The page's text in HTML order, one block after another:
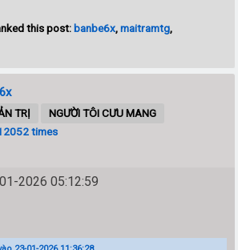
this post: banbe6x,maitramtg,
TRỊ
NGƯỜI TÔI CƯU MANG
times
2026 05:12:59